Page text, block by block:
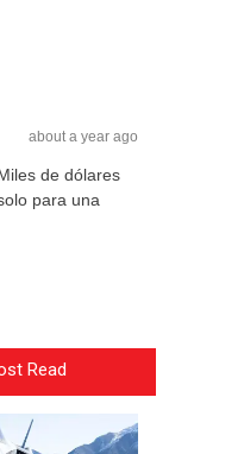
about a year ago
de dólares
para una
Read